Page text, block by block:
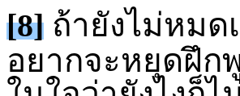
[8] ถ้ายังไม่หมด
อยากจะหยุดฝึก